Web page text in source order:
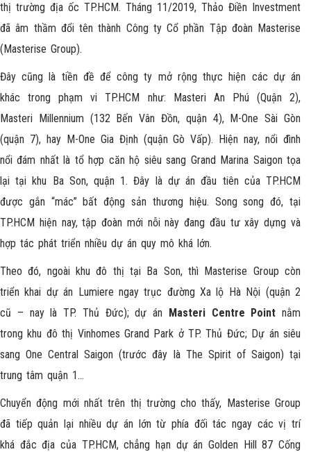
thị trường địa ốc TP.HCM. Tháng 11/2019, Thảo Điền Investment
đã âm thầm đổi tên thành Công ty Cổ phần Tập đoàn Masterise
(Masterise Group).
Đây cũng là tiền đề để công ty mở rộng thực hiện các dự án
khác trong phạm vi TP.HCM như: Masteri An Phú (Quận 2),
Masteri Millennium (132 Bến Vân Đồn, quận 4), M-One Sài Gòn
(quận 7), hay M-One Gia Định (quận Gò Vấp). Hiện nay, nổi đình
nổi đám nhất là tổ hợp căn hộ siêu sang Grand Marina Saigon tọa
lại tại khu Ba Son, quận 1. Đây là dự án đầu tiên của TP.HCM
được gắn “mác” bất động sản thương hiệu. Song song đó, tại
TP.HCM hiện nay, tập đoàn mới nỗi này đang đầu tư xây dựng và
hợp tác phát triển nhiều dự án quy mô khá lớn.
Theo đó, ngoài khu đô thị tại Ba Son, thì Masterise Group còn
triển khai dự án Lumiere ngay trục đường Xa lộ Hà Nội (quận 2
cũ – nay là TP. Thủ Đức); dự án Masteri Centre Point nằm
trong khu đô thị Vinhomes Grand Park ở TP. Thủ Đức; Dự án siêu
sang One Central Saigon (trước đây là The Spirit of Saigon) tại
trung tâm quận 1…
Chuyển động mới nhất trên thị trường cho thấy, Masterise Group
đã tiếp quản lại nhiều dự án lớn từ phía đối tác ngay các vị trí
khá đắc địa của TP.HCM, chẳng hạn dự án Golden Hill 87 Cống